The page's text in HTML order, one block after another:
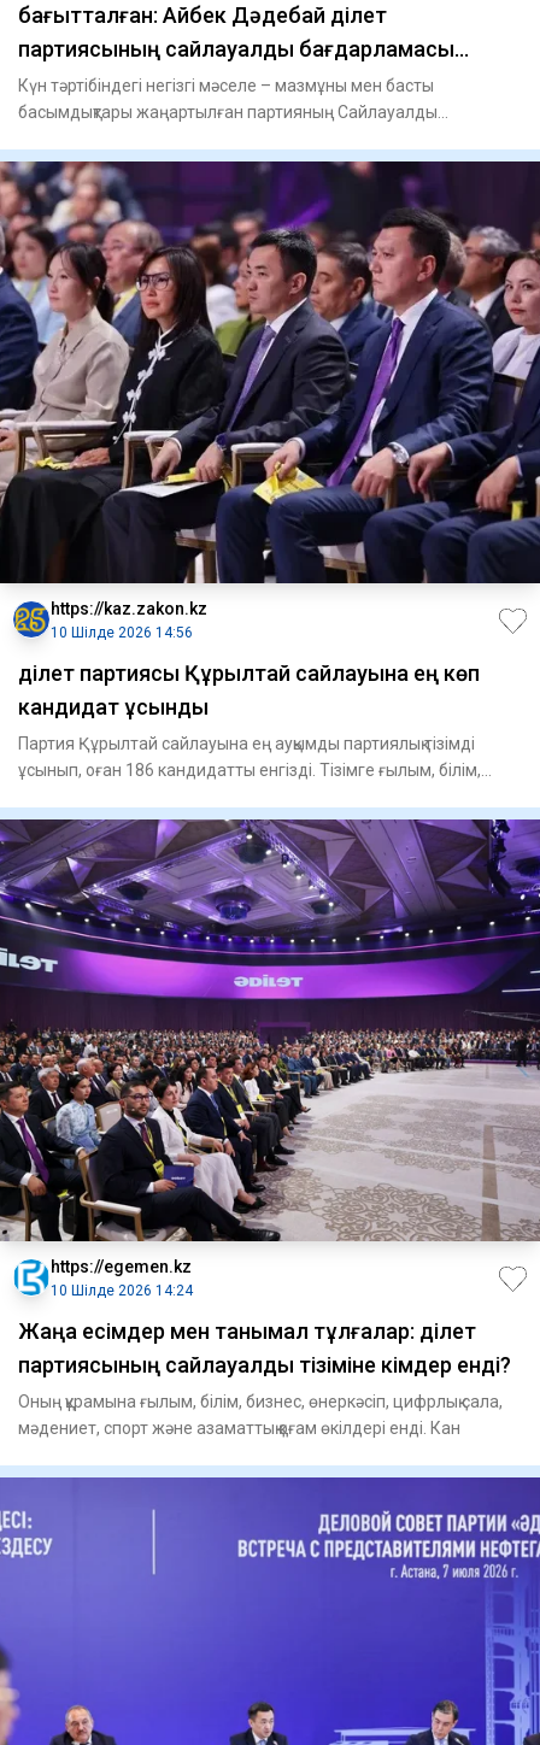
бағытталған: Айбек Дәдебай Әділет
партиясының сайлауалды бағдарламасы
туралы
Күн тәртібіндегі негізгі мәселе – мазмұны мен басты
басымдықтары жаңартылған партияның Сайлауалды
https://kaz.zakon.kz
10 Шілде 2026 14:56
Әділет партиясы Құрылтай сайлауына ең көп
кандидат ұсынды
Партия Құрылтай сайлауына ең ауқымды партиялық тізімді
ұсынып, оған 186 кандидатты енгізді. Тізімге ғылым, білім,
https://egemen.kz
10 Шілде 2026 14:24
Жаңа есімдер мен танымал тұлғалар: Әділет
партиясының сайлауалды тізіміне кімдер енді?
Оның құрамына ғылым, білім, бизнес, өнеркәсіп, цифрлық сала,
мәдениет, спорт және азаматтық қоғам өкілдері енді. Кан